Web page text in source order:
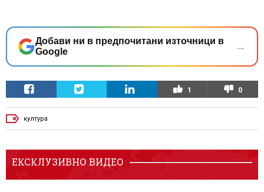
Добави ни в предпочитани източници в
Google
→
1 0
култура
ЕКСКЛУЗИВНО ВИДЕО